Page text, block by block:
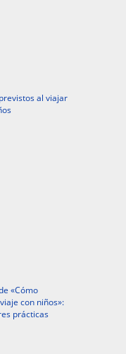
al viajar
«Cómo
con niños»:
prácticas